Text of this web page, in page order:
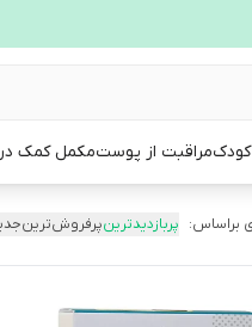
کودکمراقبت از پوستمکمل کمک
براساس: پربازدیدترینپرفروش‌ترین